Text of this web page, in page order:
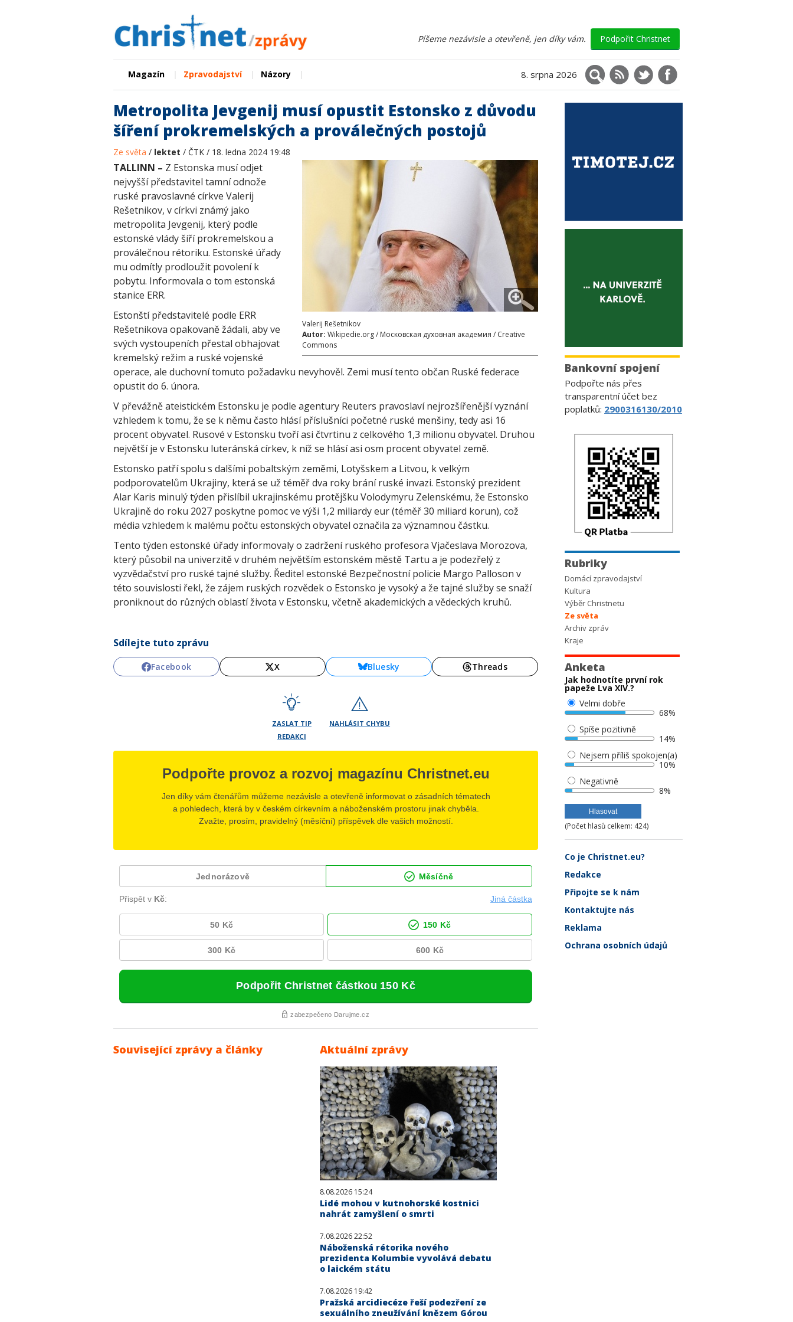
Píšeme nezávisle a otevřeně, jen díky vám. Podpořit Christnet
Magazín Zpravodajství Názory 8. srpna 2026 Vyhledávání
RSS X (Twitter)
Facebook
Metropolita Jevgenij musí opustit Estonsko z důvodu
šíření prokremelských a proválečných postojů
Ze světa / lektet / ČTK / 18. ledna 2024 19:48
Valerij Rešetnikov
Autor: Wikipedie.org / Московская духовная академия / Creative
Commons
TALLINN – Z Estonska musí odjet
nejvyšší představitel tamní odnože
ruské pravoslavné církve Valerij
Rešetnikov, v církvi známý jako
metropolita Jevgenij, který podle
estonské vlády šíří prokremelskou a
proválečnou rétoriku. Estonské úřady
mu odmítly prodloužit povolení k
pobytu. Informovala o tom estonská
stanice ERR.
Estonští představitelé podle ERR
Rešetnikova opakovaně žádali, aby ve
svých vystoupeních přestal obhajovat
kremelský režim a ruské vojenské
operace, ale duchovní tomuto požadavku nevyhověl. Zemi musí tento občan Ruské federace
opustit do 6. února.
V převážně ateistickém Estonsku je podle agentury Reuters pravoslaví nejrozšířenější vyznání
vzhledem k tomu, že se k němu často hlásí příslušníci početné ruské menšiny, tedy asi 16
procent obyvatel. Rusové v Estonsku tvoří asi čtvrtinu z celkového 1,3 milionu obyvatel. Druhou
největší je v Estonsku luteránská církev, k níž se hlásí asi osm procent obyvatel země.
Estonsko patří spolu s dalšími pobaltským zeměmi, Lotyšskem a Litvou, k velkým
podporovatelům Ukrajiny, která se už téměř dva roky brání ruské invazi. Estonský prezident
Alar Karis minulý týden přislíbil ukrajinskému protějšku Volodymyru Zelenskému, že Estonsko
Ukrajině do roku 2027 poskytne pomoc ve výši 1,2 miliardy eur (téměř 30 miliard korun), což
média vzhledem k malému počtu estonských obyvatel označila za významnou částku.
Tento týden estonské úřady informovaly o zadržení ruského profesora Vjačeslava Morozova,
který působil na univerzitě v druhém největším estonském městě Tartu a je podezřelý z
vyzvědačství pro ruské tajné služby. Ředitel estonské Bezpečnostní policie Margo Palloson v
této souvislosti řekl, že zájem ruských rozvědek o Estonsko je vysoký a že tajné služby se snaží
proniknout do různých oblastí života v Estonsku, včetně akademických a vědeckých kruhů.
Sdílejte tuto zprávu
Facebook X Bluesky Threads
ZASLAT TIP
REDAKCI
NAHLÁSIT CHYBU
Související zprávy a články Aktuální zprávy
8.08.2026 15:24
Lidé mohou v kutnohorské kostnici
nahrát zamyšlení o smrti
7.08.2026 22:52
Náboženská rétorika nového
prezidenta Kolumbie vyvolává debatu
o laickém státu
7.08.2026 19:42
Pražská arcidiecéze řeší podezření ze
sexuálního zneužívání knězem Górou
Bankovní spojení
Podpořte nás přes
transparentní účet bez
poplatků: 2900316130/2010
Rubriky
Domácí zpravodajství
Kultura
Výběr Christnetu
Ze světa
Archiv zpráv
Kraje
Anketa
Jak hodnotíte první rok
papeže Lva XIV.?
Velmi dobře
68%
Spíše pozitivně
14%
Nejsem příliš spokojen(a)
10%
Negativně
8%
(Počet hlasů celkem: 424)
Co je Christnet.eu?
Redakce
Připojte se k nám
Kontaktujte nás
Reklama
Ochrana osobních údajů